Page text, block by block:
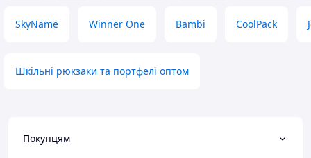
SkyName Winner One Bambi CoolPack
Шкільні рюкзаки та портфелі оптом
Покупцям